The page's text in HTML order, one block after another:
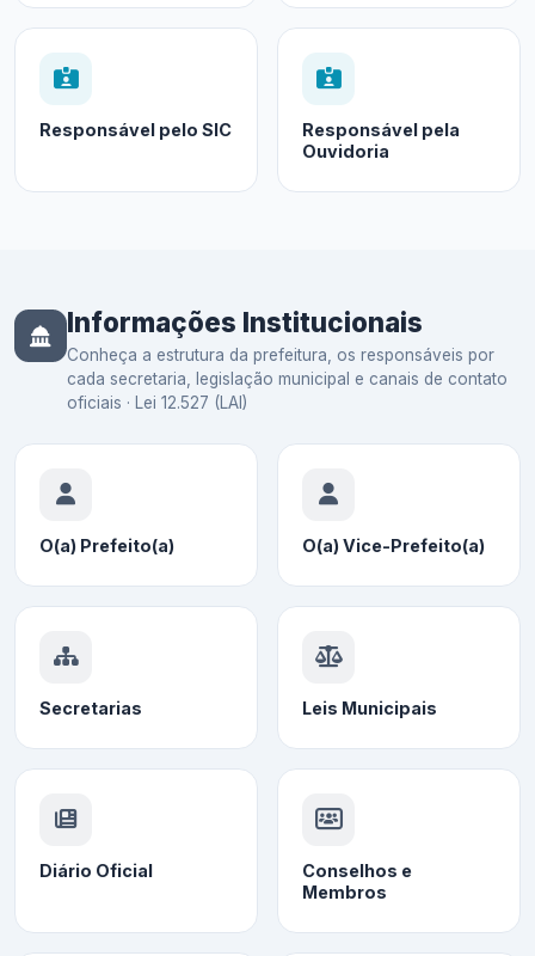
Responsável pelo SIC
Responsável pela
Ouvidoria
Informações Institucionais
Conheça a estrutura da prefeitura, os responsáveis por
cada secretaria, legislação municipal e canais de contato
oficiais · Lei 12.527 (LAI)
O(a) Prefeito(a) O(a) Vice-Prefeito(a)
Secretarias Leis Municipais
Diário Oficial
Conselhos e
Membros